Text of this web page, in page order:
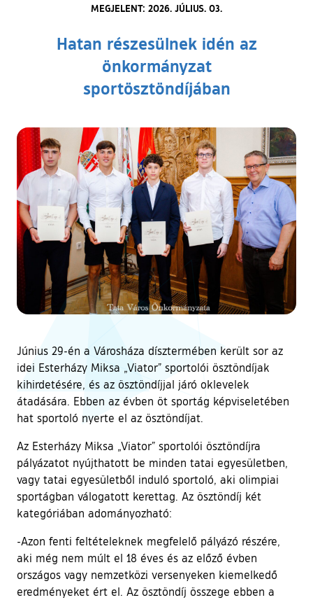
MEGJELENT: 2026. JÚLIUS. 03.
Hatan részesülnek idén az
önkormányzat
sportösztöndíjában
Június 29-én a Városháza dísztermében került sor az
idei Esterházy Miksa „Viator” sportolói ösztöndíjak
kihirdetésére, és az ösztöndíjjal járó oklevelek
átadására. Ebben az évben öt sportág képviseletében
hat sportoló nyerte el az ösztöndíjat.
Az Esterházy Miksa „Viator” sportolói ösztöndíjra
pályázatot nyújthatott be minden tatai egyesületben,
vagy tatai egyesületből induló sportoló, aki olimpiai
sportágban válogatott kerettag. Az ösztöndíj két
kategóriában adományozható:
-Azon fenti feltételeknek megfelelő pályázó részére,
aki még nem múlt el 18 éves és az előző évben
országos vagy nemzetközi versenyeken kiemelkedő
eredményeket ért el. Az ösztöndíj összege ebben a